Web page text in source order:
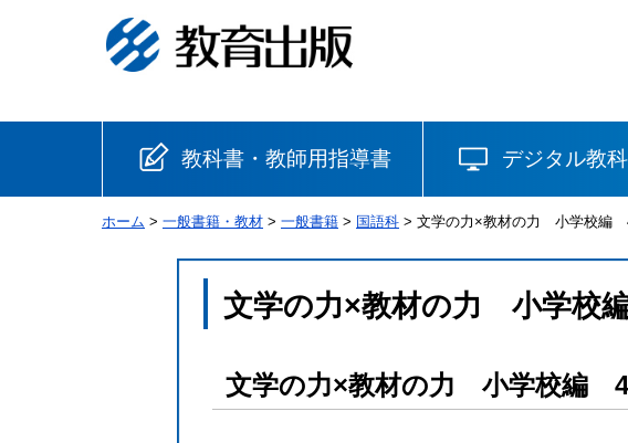
教科書・教師用指導書
小学校
書写 社会
英語 道徳
中
国語
英語
デジタル教
ホーム > 一般書籍・教材 > 一般書籍 > 国語科 > 文学の力×教材の力 小学校編
文学の力×教材の力 小学校
文学の力×教材の力 小学校編